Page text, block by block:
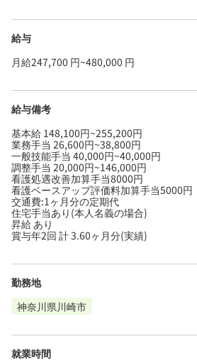
給与
月給247,700 円~480,000 円
給与備考
基本給 148,100円~255,200円
業務手当 26,600円~38,800円
一般技能手当 40,000円~40,000円
調整手当 20,000円~146,000円
看護処遇改善加算手当8000円
看護ベースアップ評価料加算手当5000円
交通費:1ヶ月分の定期代
住宅手当あり(本人名義の場合)
昇給 あり
賞与年2回 計 3.60ヶ月分(実績)
勤務地
神奈川県川崎市
就業時間